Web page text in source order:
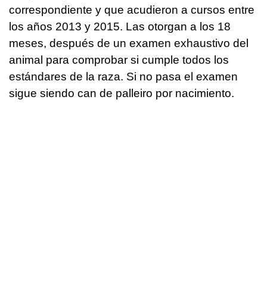
correspondiente y que acudieron a cursos entre
los años 2013 y 2015. Las otorgan a los 18
meses, después de un examen exhaustivo del
animal para comprobar si cumple todos los
estándares de la raza. Si no pasa el examen
sigue siendo can de palleiro por nacimiento.